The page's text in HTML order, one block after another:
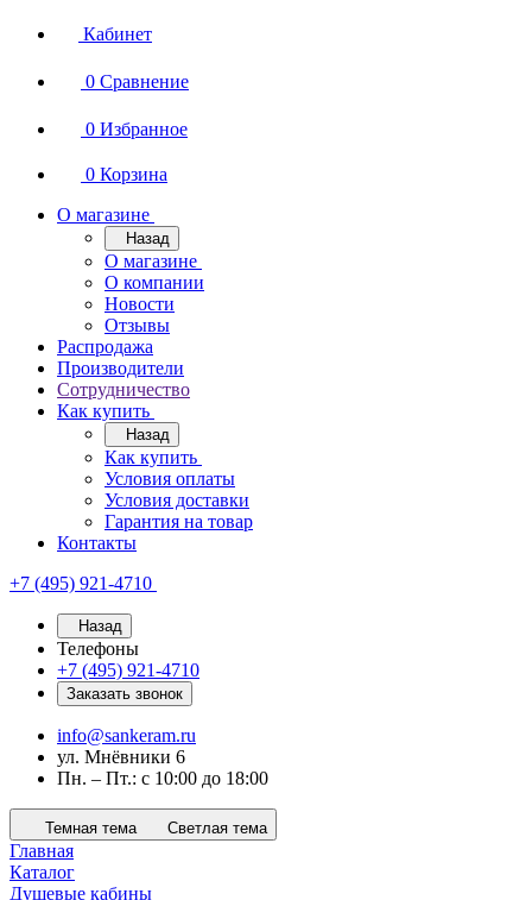
Кабинет
0 Сравнение
0 Избранное
0 Корзина
О магазине
Назад
О магазине
О компании
Новости
Отзывы
Распродажа
Производители
Сотрудничество
Как купить
Назад
Как купить
Условия оплаты
Условия доставки
Гарантия на товар
Контакты
+7 (495) 921-4710
Назад
Телефоны
+7 (495) 921-4710
Заказать звонок
info@sankeram.ru
ул. Мнёвники 6
Пн. – Пт.: с 10:00 до 18:00
Темная тема Светлая тема
Главная
Каталог
Душевые кабины